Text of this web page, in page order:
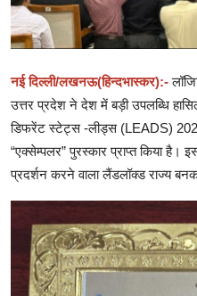
आहार -विहार
नये भारत की नई तस्वीर
अपना गांव
साहित्य कला संस्कृति
Live TV
नई दिल्ली/लखनऊ(हिन्दभास्कर):-
उत्तर प्रदेश ने देश में बड़ी उपलब्धि
डिफरेंट स्टेट्स -लीड्स (LEADS) 2025
“एक्सेम्पलर” पुरस्कार प्राप्त किया है।
प्रदर्शन करने वाला लैंडलॉक्ड राज्य